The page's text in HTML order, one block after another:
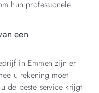
hun professionele
een
in Emmen zijn er
u rekening moet
de beste service krijgt